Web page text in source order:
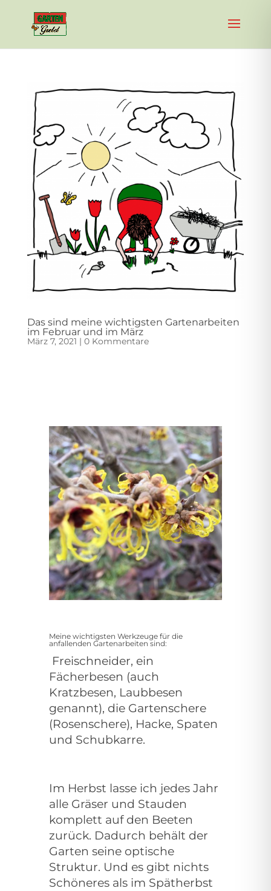
Das sind meine wichtigsten Gartenarbeiten
im Februar und im März
März 7, 2021 | 0 Kommentare
Meine wichtigsten Werkzeuge für die
anfallenden Gartenarbeiten sind:
Freischneider, ein
Fächerbesen (auch
Kratzbesen, Laubbesen
genannt), die Gartenschere
(Rosenschere), Hacke, Spaten
und Schubkarre.
Im Herbst lasse ich jedes Jahr
alle Gräser und Stauden
komplett auf den Beeten
zurück. Dadurch behält der
Garten seine optische
Struktur. Und es gibt nichts
Schöneres als im Spätherbst